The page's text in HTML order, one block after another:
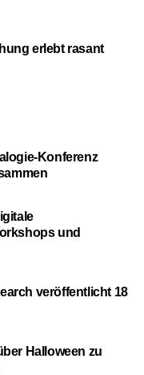
erlebt rasant
Konferenz
und
veröffentlicht 18
Halloween zu